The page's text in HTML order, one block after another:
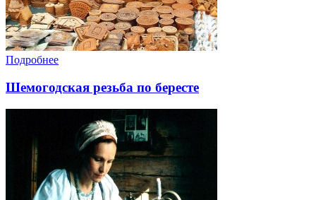
Подробнее
Шемогодская резьба по бересте